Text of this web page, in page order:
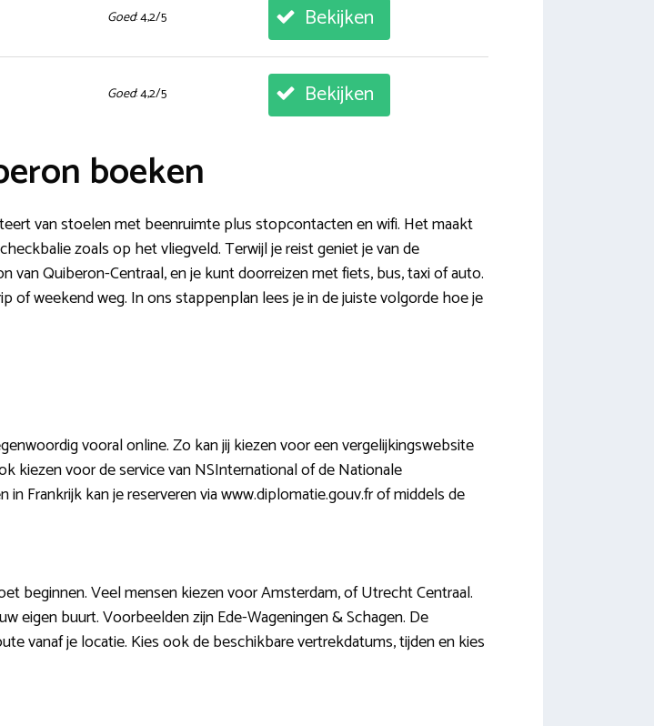
Goed: 4,2/5 Bekijken
Goed: 4,2/5 Bekijken
boeken
van stoelen met beenruimte plus stopcontacten en wifi. Het maakt
zoals op het vliegveld. Terwijl je reist geniet je van de
Quiberon-Centraal, en je kunt doorreizen met fiets, bus, taxi of auto.
of weekend weg. In ons stappenplan lees je in de juiste volgorde hoe je
vooral online. Zo kan jij kiezen voor een vergelijkingswebsite
kiezen voor de service van NSInternational of de Nationale
Frankrijk kan je reserveren via www.diplomatie.gouv.fr of middels de
beginnen. Veel mensen kiezen voor Amsterdam, of Utrecht Centraal.
eigen buurt. Voorbeelden zijn Ede-Wageningen & Schagen. De
vanaf je locatie. Kies ook de beschikbare vertrekdatums, tijden en kies